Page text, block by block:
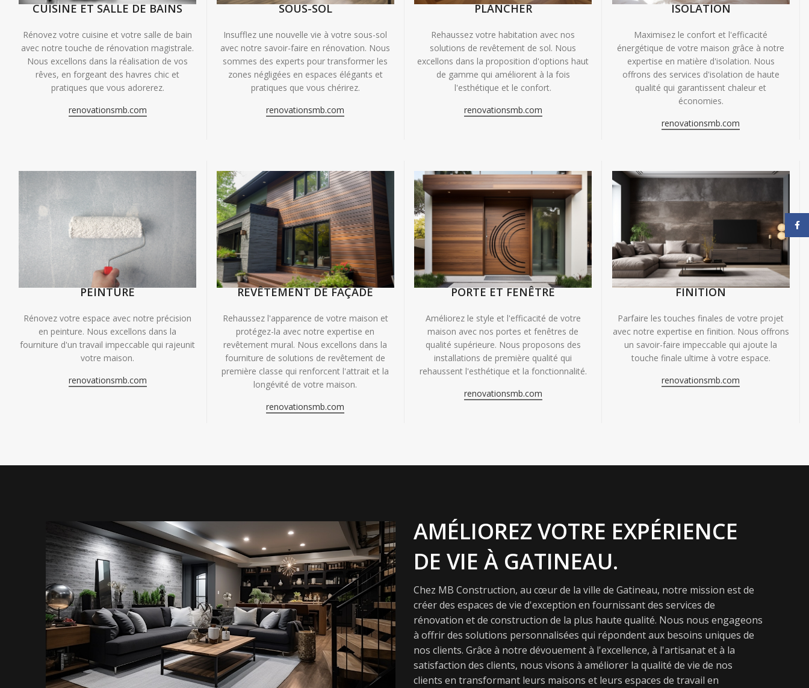
CUISINE ET SALLE DE BAINS
Rénovez votre cuisine et votre salle de bain
avec notre touche de rénovation magistrale.
Nous excellons dans la réalisation de vos
rêves, en forgeant des havres chic et
pratiques que vous adorerez.
renovationsmb.com
SOUS-SOL
Insufflez une nouvelle vie à votre sous-sol
avec notre savoir-faire en rénovation. Nous
sommes des experts pour transformer les
zones négligées en espaces élégants et
pratiques que vous chérirez.
renovationsmb.com
PLANCHER
Rehaussez votre habitation avec nos
solutions de revêtement de sol. Nous
excellons dans la proposition d'options haut
de gamme qui améliorent à la fois
l'esthétique et le confort.
renovationsmb.com
ISOLATION
Maximisez le confort et l'efficacité
énergétique de votre maison grâce à notre
expertise en matière d'isolation. Nous
offrons des services d'isolation de haute
qualité qui garantissent chaleur et
économies.
renovationsmb.com
PEINTURE
Rénovez votre espace avec notre précision
en peinture. Nous excellons dans la
fourniture d'un travail impeccable qui rajeunit
votre maison.
renovationsmb.com
REVÊTEMENT DE FAÇADE
Rehaussez l'apparence de votre maison et
protégez-la avec notre expertise en
revêtement mural. Nous excellons dans la
fourniture de solutions de revêtement de
première classe qui renforcent l'attrait et la
longévité de votre maison.
renovationsmb.com
PORTE ET FENÊTRE
Améliorez le style et l'efficacité de votre
maison avec nos portes et fenêtres de
qualité supérieure. Nous proposons des
installations de première qualité qui
rehaussent l'esthétique et la fonctionnalité.
renovationsmb.com
FINITION
Parfaire les touches finales de votre projet
avec notre expertise en finition. Nous offrons
un savoir-faire impeccable qui ajoute la
touche finale ultime à votre espace.
renovationsmb.com
AMÉLIOREZ VOTRE EXPÉRIENCE
DE VIE À GATINEAU.
Chez MB Construction, au cœur de la ville de Gatineau, notre mission est de
créer des espaces de vie d'exception en fournissant des services de
rénovation et de construction de la plus haute qualité. Nous nous engageons
à offrir des solutions personnalisées qui répondent aux besoins uniques de
nos clients. Grâce à notre dévouement à l'excellence, à l'artisanat et à la
satisfaction des clients, nous visons à améliorer la qualité de vie de nos
clients en transformant leurs maisons et leurs espaces de travail en